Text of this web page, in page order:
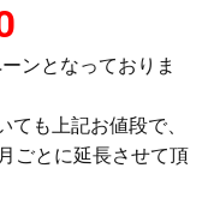
ンとなっておりま
も上記お値段で、
ごとに延長させて頂